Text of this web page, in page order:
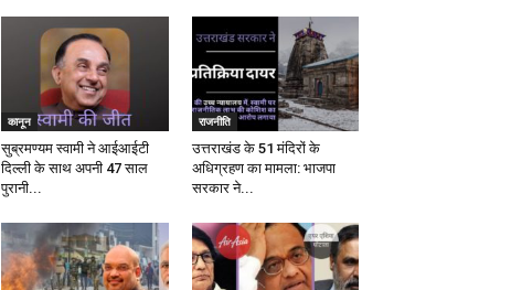
कानून
सुब्रमण्यम स्वामी ने आईआईटी
दिल्ली के साथ अपनी 47 साल
पुरानी...
राजनीति
उत्तराखंड के 51 मंदिरों के
अधिग्रहण का मामला: भाजपा
सरकार ने...